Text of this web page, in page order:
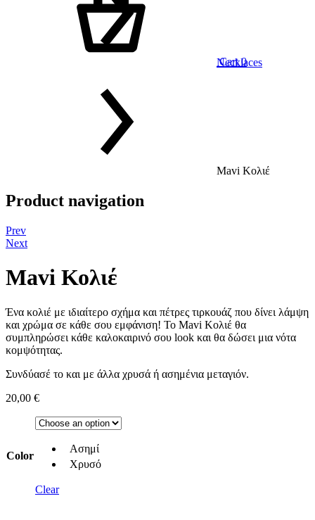
Cart 0
Necklaces
Mavi Κολιέ
Product navigation
Prev
Next
Mavi Κολιέ
Ένα κολιέ με ιδιαίτερο σχήμα και πέτρες τιρκουάζ που δίνει λάμψη
και χρώμα σε κάθε σου εμφάνιση! Το Mavi Κολιέ θα
συμπληρώσει κάθε καλοκαιρινό σου look και θα δώσει μια νότα
κομψότητας.
Συνδύασέ το και με άλλα χρυσά ή ασημένια μεταγιόν.
20,00 €
Color
Ασημί
Χρυσό
Clear